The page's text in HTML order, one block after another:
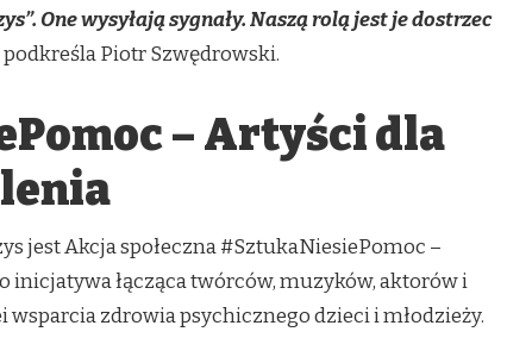
One wysyłają sygnały. Naszą rolą jest je dostrzec
podkreśla Piotr Szwędrowski.
– Artyści dla
jest Akcja społeczna #SztukaNiesiePomoc –
inicjatywa łącząca twórców, muzyków, aktorów i
zdrowia psychicznego dzieci i młodzieży.